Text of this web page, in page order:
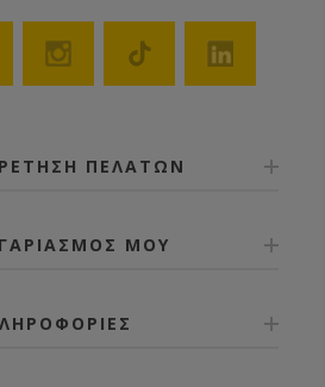
ΠΕΛΑΤΩΝ
ΜΟΥ